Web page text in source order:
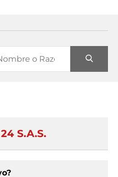
S.A.S.